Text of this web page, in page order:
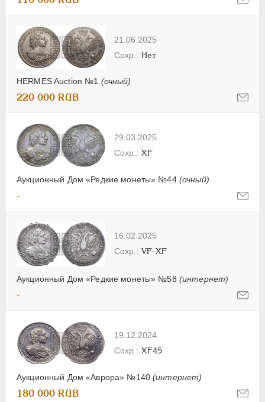
21.06.2025
HERMES Auction №1 (очный)
Нет
220 000 RUB
29.03.2025
Аукционный Дом «Редкие монеты» №44 (очный)
XF
-
16.02.2025
Аукционный Дом «Редкие монеты» №58 (интернет)
VF-XF
-
19.12.2024
Аукционный Дом «Аврора» №140(интернет)
XF45
180 000 RUB